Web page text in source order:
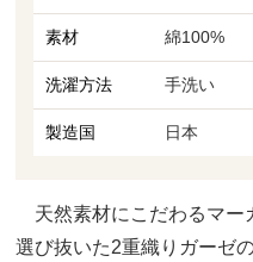
素材 綿100%
洗濯方法 手洗い
製造国 日本
天然素材にこだわるマー
選び抜いた2重織りガーゼ